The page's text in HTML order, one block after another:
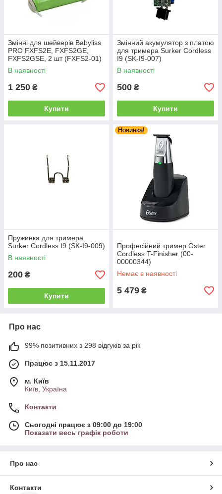
Змінні для шейверів Babyliss
PRO FXFS2E, FXFS2GE,
FXFS2GSE, 2 шт (FXFS2-01)
В наявності
1 250 ₴
Купити
Змінний акумулятор з платою
для тримера Surker Сordless
I9 (SK-I9-007)
В наявності
500 ₴
Купити
Пружинка для тримера
Surker Сordless I9 (SK-I9-009)
В наявності
200 ₴
Купити
Новинка!
Професійний тример Oster
Cordless T-Finisher (00-
00000344)
Немає в наявності
5 479 ₴
Про нас
99% позитивних з 298 відгуків за рік
Працює з 15.11.2017
м. Київ
Київ, Україна
Контакти
Сьогодні працює з 09:00 до 19:00
Показати весь графік роботи
Про нас
Контакти